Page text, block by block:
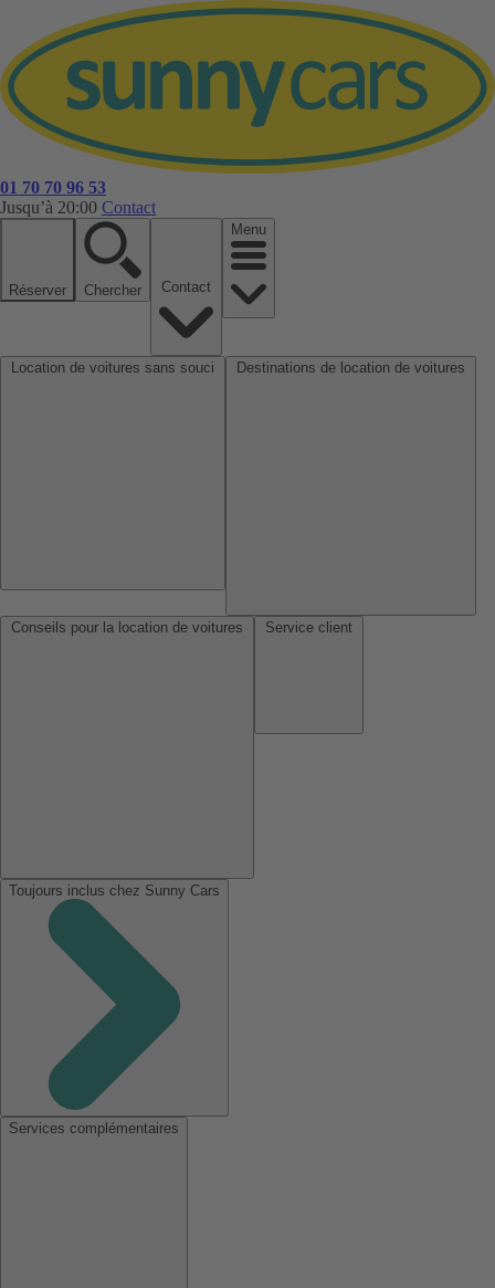
01 70 70 96 53
Jusqu’à 20:00 Contact
Réserver Chercher
Menu
Toujours inclus chez Sunny Cars
Services complémentaires